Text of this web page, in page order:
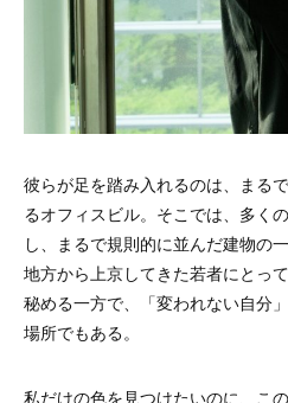
彼らが足を踏み入れるのは、まる
るオフィスビル。そこでは、多く
し、まるで規則的に並んだ建物の
地方から上京してきた若者にとっ
秘める一方で、「変われない自分
場所でもある。
私だけの色を見つけたいのに、こ